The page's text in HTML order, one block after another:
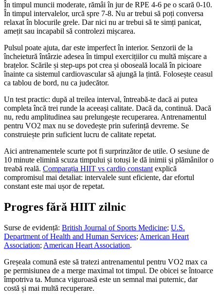
În timpul muncii moderate, rămâi în jur de RPE 4-6 pe o scară 0-10.
În timpul intervalelor, urcă spre 7-8. Nu ar trebui să poți conversa
relaxat în blocurile grele. Dar nici nu ar trebui să te simți panicat,
amețit sau incapabil să controlezi mișcarea.
Pulsul poate ajuta, dar este imperfect în interior. Senzorii de la
încheietură întârzie adesea în timpul exercițiilor cu multă mișcare a
brațelor. Scările și step-ups pot crea și oboseală locală în picioare
înainte ca sistemul cardiovascular să ajungă la țintă. Folosește ceasul
ca tablou de bord, nu ca judecător.
Un test practic: după al treilea interval, întreabă-te dacă ai putea
completa încă trei runde la aceeași calitate. Dacă da, continuă. Dacă
nu, redu amplitudinea sau prelungește recuperarea. Antrenamentul
pentru VO2 max nu se dovedește prin suferință devreme. Se
construiește prin suficient lucru de calitate repetat.
Aici antrenamentele scurte pot fi surprinzător de utile. O sesiune de
10 minute elimină scuza timpului și totuși le dă inimii și plămânilor o
treabă reală. Comparația HIIT vs cardio constant explică
compromisul mai detaliat: intervalele sunt eficiente, dar efortul
constant este mai ușor de repetat.
Progres fără HIIT zilnic
Surse de evidență: British Journal of Sports Medicine; U.S.
Department of Health and Human Services; American Heart
Association; American Heart Association.
Greșeala comună este să tratezi antrenamentul pentru VO2 max ca
pe permisiunea de a merge maximal tot timpul. De obicei se întoarce
împotriva ta. Munca viguroasă este un semnal mai puternic, dar
costă și mai multă recuperare.